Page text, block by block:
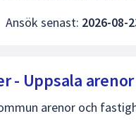
Ansök senast: 2026-08-
- Uppsala
arenor och